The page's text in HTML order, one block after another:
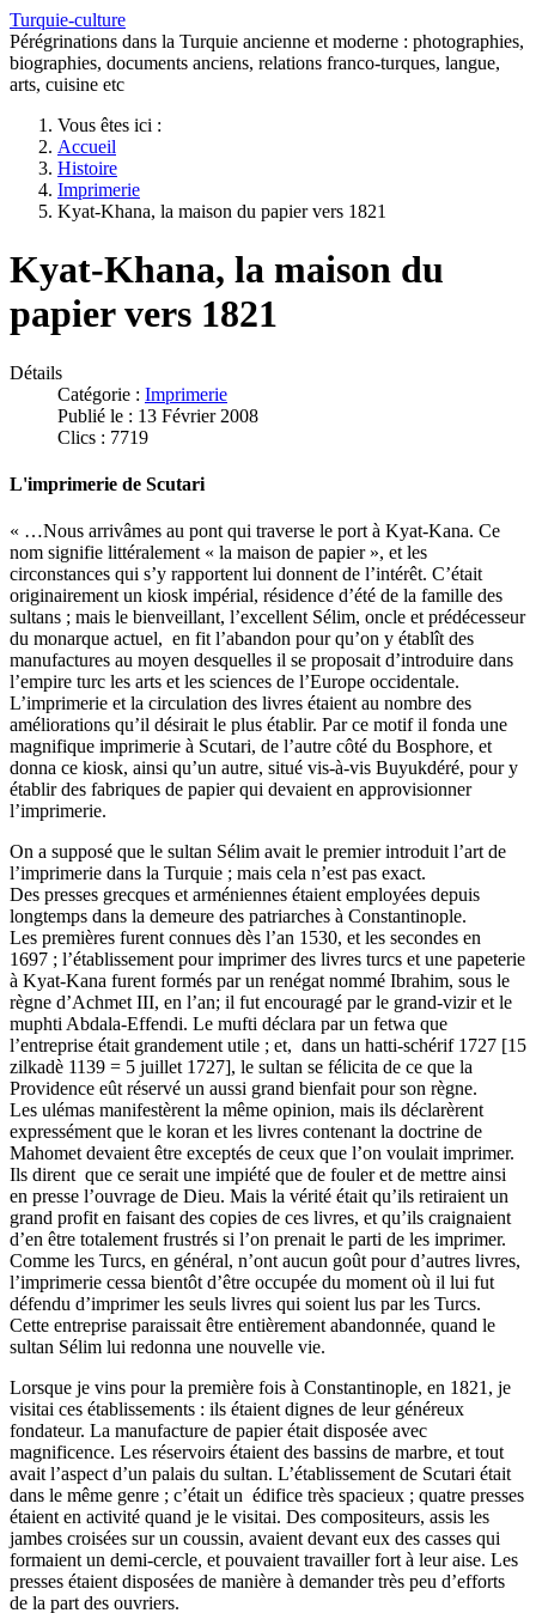
Turquie-culture
Pérégrinations dans la Turquie ancienne et moderne : photographies,
biographies, documents anciens, relations franco-turques, langue,
arts, cuisine etc
Vous êtes ici :
Accueil
Histoire
Imprimerie
Kyat-Khana, la maison du papier vers 1821
Kyat-Khana, la maison du
papier vers 1821
Détails
Catégorie : Imprimerie
Publié le : 13 Février 2008
Clics : 7719
L'imprimerie de Scutari
« …Nous arrivâmes au pont qui traverse le port à Kyat-Kana. Ce
nom signifie littéralement « la maison de papier », et les
circonstances qui s’y rapportent lui donnent de l’intérêt. C’était
originairement un kiosk impérial, résidence d’été de la famille des
sultans ; mais le bienveillant, l’excellent Sélim, oncle et prédécesseur
du monarque actuel, en fit l’abandon pour qu’on y établît des
manufactures au moyen desquelles il se proposait d’introduire dans
l’empire turc les arts et les sciences de l’Europe occidentale.
L’imprimerie et la circulation des livres étaient au nombre des
améliorations qu’il désirait le plus établir. Par ce motif il fonda une
magnifique imprimerie à Scutari, de l’autre côté du Bosphore, et
donna ce kiosk, ainsi qu’un autre, situé vis-à-vis Buyukdéré, pour y
établir des fabriques de papier qui devaient en approvisionner
l’imprimerie.
On a supposé que le sultan Sélim avait le premier introduit l’art de
l’imprimerie dans la Turquie ; mais cela n’est pas exact.
Des presses grecques et arméniennes étaient employées depuis
longtemps dans la demeure des patriarches à Constantinople.
Les premières furent connues dès l’an 1530, et les secondes en
1697 ; l’établissement pour imprimer des livres turcs et une papeterie
à Kyat-Kana furent formés par un renégat nommé Ibrahim, sous le
règne d’Achmet III, en l’an; il fut encouragé par le grand-vizir et le
muphti Abdala-Effendi. Le mufti déclara par un fetwa que
l’entreprise était grandement utile ; et, dans un hatti-schérif 1727 [15
zilkadè 1139 = 5 juillet 1727], le sultan se félicita de ce que la
Providence eût réservé un aussi grand bienfait pour son règne.
Les ulémas manifestèrent la même opinion, mais ils déclarèrent
expressément que le koran et les livres contenant la doctrine de
Mahomet devaient être exceptés de ceux que l’on voulait imprimer.
Ils dirent que ce serait une impiété que de fouler et de mettre ainsi
en presse l’ouvrage de Dieu. Mais la vérité était qu’ils retiraient un
grand profit en faisant des copies de ces livres, et qu’ils craignaient
d’en être totalement frustrés si l’on prenait le parti de les imprimer.
Comme les Turcs, en général, n’ont aucun goût pour d’autres livres,
l’imprimerie cessa bientôt d’être occupée du moment où il lui fut
défendu d’imprimer les seuls livres qui soient lus par les Turcs.
Cette entreprise paraissait être entièrement abandonnée, quand le
sultan Sélim lui redonna une nouvelle vie.
Lorsque je vins pour la première fois à Constantinople, en 1821, je
visitai ces établissements : ils étaient dignes de leur généreux
fondateur. La manufacture de papier était disposée avec
magnificence. Les réservoirs étaient des bassins de marbre, et tout
avait l’aspect d’un palais du sultan. L’établissement de Scutari était
dans le même genre ; c’était un édifice très spacieux ; quatre presses
étaient en activité quand je le visitai. Des compositeurs, assis les
jambes croisées sur un coussin, avaient devant eux des casses qui
formaient un demi-cercle, et pouvaient travailler fort à leur aise. Les
presses étaient disposées de manière à demander très peu d’efforts
de la part des ouvriers.